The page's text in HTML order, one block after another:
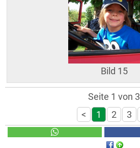
Bild 15
Seite 1 von 3
<
1 2 3